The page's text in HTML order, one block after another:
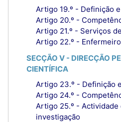
Artigo 19.º - Definição
Artigo 20.º -
Artigo 21.º - Serviços
Artigo 22.º -
SECÇÃO V - DIRECÇÃO
CIENTÍFICA
Artigo 23.º - Definição
Artigo 24.º -
Artigo 25.º - Actividade
investigação